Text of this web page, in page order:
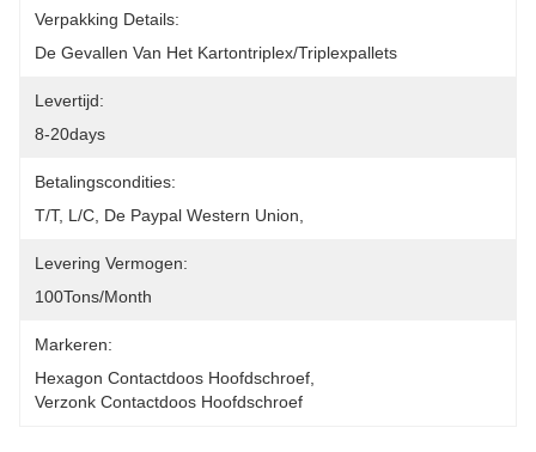
Verpakking Details:
De Gevallen Van Het Kartontriplex/triplexpallets
Levertijd:
8-20days
Betalingscondities:
T/T, L/C, De Paypal Western Union,
Levering Vermogen:
100Tons/Month
Markeren:
Hexagon Contactdoos Hoofdschroef
Verzonk Contactdoos Hoofdschroef